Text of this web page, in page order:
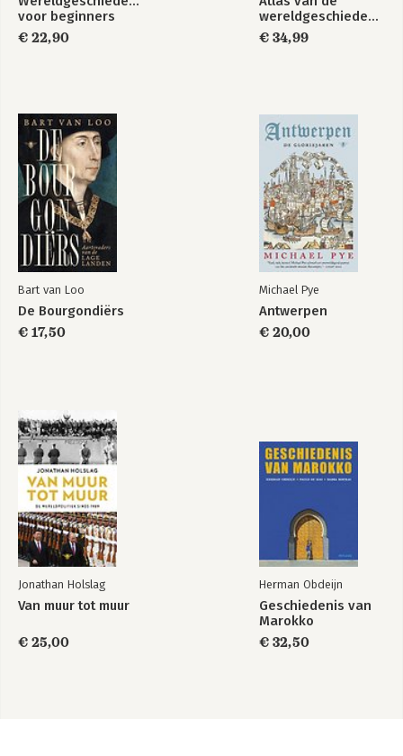
voor beginners
€ 22,90
wereldgeschiedenis
€ 34,99
Bart van Loo
De Bourgondiërs
€ 17,50
Michael Pye
Antwerpen
€ 20,00
Jonathan Holslag
Van muur tot muur
€ 25,00
Herman Obdeijn
Geschiedenis van
Marokko
€ 32,50